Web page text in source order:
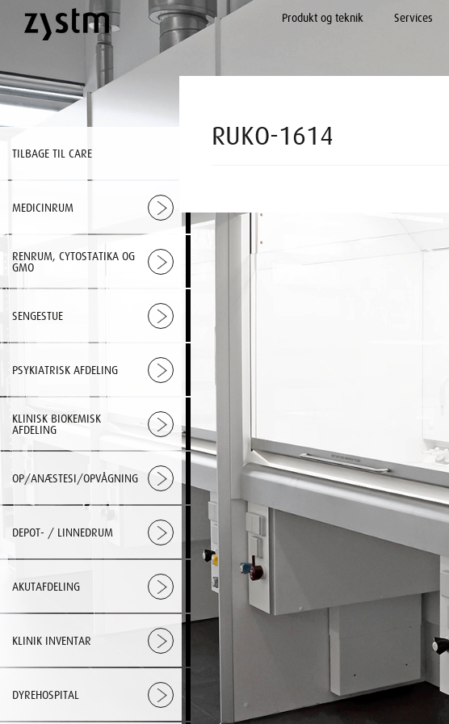
Produkt og teknik Services
TILBAGE TIL CARE
MEDICINRUM
RENRUM, CYTOSTATIKA OG
GMO
SENGESTUE
PSYKIATRISK AFDELING
KLINISK BIOKEMISK
AFDELING
OP/ANÆSTESI/OPVÅGNING
DEPOT- / LINNEDRUM
AKUTAFDELING
KLINIK INVENTAR
DYREHOSPITAL
RUKO-1614